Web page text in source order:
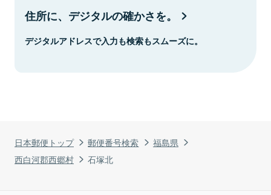
日本郵便トップ 郵便番号検索
福島県
西白河郡西郷村
石塚北
住所に、デジタルの確かさを。
デジタルアドレスで入力も検索もスムーズに。